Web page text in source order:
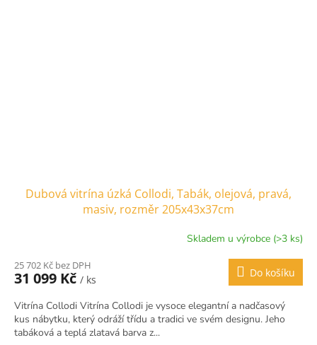
Dubová vitrína úzká Collodi, Tabák, olejová, pravá,
masiv, rozměr 205x43x37cm
Skladem u výrobce (>3 ks)
25 702 Kč bez DPH
31 099 Kč / ks
Do košíku
Vitrína Collodi Vitrína Collodi je vysoce elegantní a nadčasový
kus nábytku, který odráží třídu a tradici ve svém designu. Jeho
tabáková a teplá zlatavá barva z...